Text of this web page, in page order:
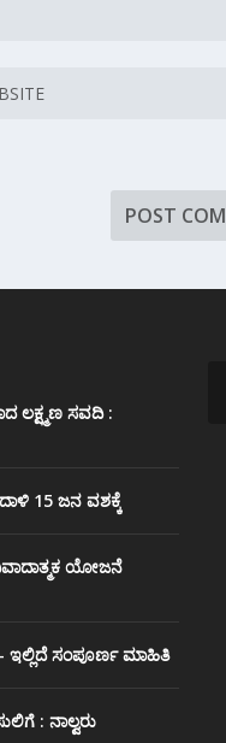
ಲಕ್ಷ್ಮಣ ಸವದಿ :
15 ಜನ ವಶಕ್ಕೆ
ಯೋಜನೆ
ಇಲ್ಲಿದೆ ಸಂಪೂರ್ಣ ಮಾಹಿತಿ
: ನಾಲ್ವರು